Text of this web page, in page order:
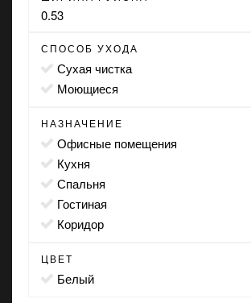
0.53
СПОСОБ УХОДА
сухая чистка
моющиеся
НАЗНАЧЕНИЕ
офисные помещения
кухня
спальня
гостиная
коридор
ЦВЕТ
белый